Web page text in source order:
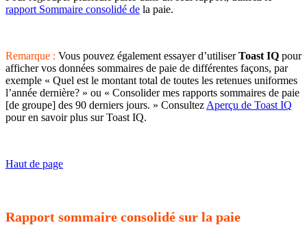
rapport Sommaire consolidé de la paie.
Remarque : Vous pouvez également essayer d’utiliserToast IQ pour
afficher vos données sommaires de paie de différentes façons, par
exemple « Quel est le montant total de toutes les retenues uniformes
l’année dernière? » ou « Consolider mes rapports sommaires de paie
[de groupe] des 90 derniers jours. » Consultez Aperçu de Toast IQ
pour en savoir plus sur Toast IQ.
Haut de page
Rapport sommaire consolidé sur la paie